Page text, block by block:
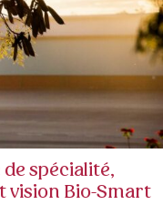
spécialité,
Bio-Smart